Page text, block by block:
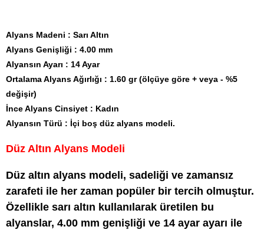
Alyans Madeni : Sarı Altın
Alyans Genişliği : 4.00 mm
Alyansın Ayarı : 14 Ayar
Ortalama Alyans Ağırlığı : 1.60 gr (ölçüye göre + veya - %5
değişir)
İnce Alyans Cinsiyet : Kadın
Alyansın Türü : İçi boş düz alyans modeli.
Düz Altın Alyans Modeli
Düz altın alyans modeli, sadeliği ve zamansız
zarafeti ile her zaman popüler bir tercih olmuştur.
Özellikle sarı altın kullanılarak üretilen bu
alyanslar, 4.00 mm genişliği ve 14 ayar ayarı ile